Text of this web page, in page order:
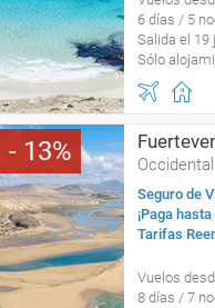
6 días / 5
Salida el 19
Sólo
13
Seguro de
¡Paga
Tarifas
Vuelos
8 días / 7